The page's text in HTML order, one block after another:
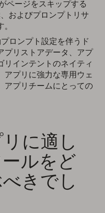
ページをスキップする
およびプロンプトリサ
ロンプト設定を伴うド
プリストアデータ、アプ
リインテントのネイティ
アプリに強力な専用ウェ
アプリチームにとっての
に適し
ルをど
きでし